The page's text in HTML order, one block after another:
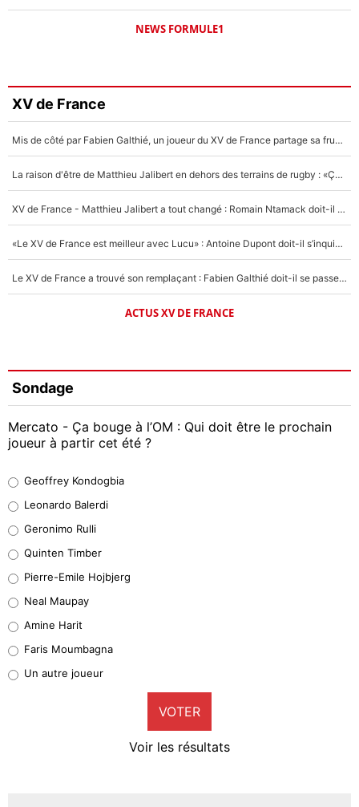
NEWS FORMULE1
XV de France
Mis de côté par Fabien Galthié, un joueur du XV de France partage sa frustration : «ils ne me l’ont pas dit tout de suite»
La raison d'être de Matthieu Jalibert en dehors des terrains de rugby : «Ça m'atteint autant que si tu touches à un membre de ma famille»
XV de France - Matthieu Jalibert a tout changé : Romain Ntamack doit-il s’inquiéter pour sa place à un an de la Coupe du monde ?
«Le XV de France est meilleur avec Lucu» : Antoine Dupont doit-il s’inquiéter pour sa place ?
Le XV de France a trouvé son remplaçant : Fabien Galthié doit-il se passer d'Antoine Dupont ?
ACTUS XV DE FRANCE
Sondage
Mercato - Ça bouge à l’OM : Qui doit être le prochain
joueur à partir cet été ?
38%
32%
5%
1%
9%
Geoffrey Kondogbia
Leonardo Balerdi
Geronimo Rulli
Quinten Timber
Pierre-Emile Hojbjerg
Neal Maupay
Amine Harit
Faris Moumbagna
Un autre joueur
VOTER
Voir les résultats